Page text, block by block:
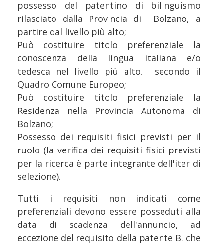
possesso del patentino di bilinguismo
rilasciato dalla Provincia di Bolzano, a
partire dal livello più alto;
Può costituire titolo preferenziale la
conoscenza della lingua italiana e/o
tedesca nel livello più alto, secondo il
Quadro Comune Europeo;
Può costituire titolo preferenziale la
Residenza nella Provincia Autonoma di
Bolzano;
Possesso dei requisiti fisici previsti per il
ruolo (la verifica dei requisiti fisici previsti
per la ricerca è parte integrante dell'iter di
selezione).
Tutti i requisiti non indicati come
preferenziali devono essere posseduti alla
data di scadenza dell'annuncio, ad
eccezione del requisito della patente B, che